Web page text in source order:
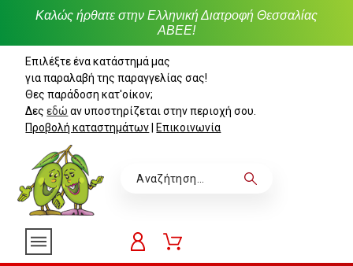
Καλώς ήρθατε στην Ελληνική Διατροφή Θεσσαλίας
ΑΒΕΕ!
Επιλέξτε ένα κατάστημά μας
για παραλαβή της παραγγελίας σας!
Θες παράδοση κατ'οίκον;
Δεςεδώ αν υποστηρίζεται στην περιοχή σου.
Προβολή καταστημάτων
Επικοινωνία